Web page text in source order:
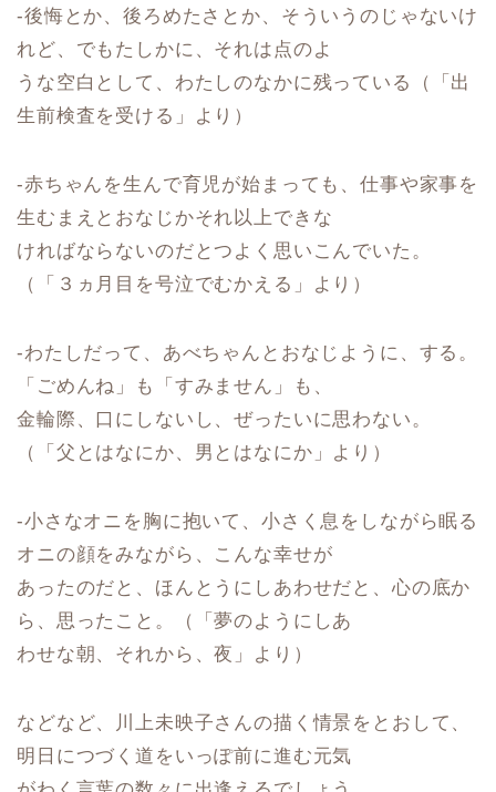
-後悔とか、後ろめたさとか、そういうのじゃないけ
れど、でもたしかに、それは点のよ
うな空白として、わたしのなかに残っている（「出
生前検査を受ける」より）
-赤ちゃんを生んで育児が始まっても、仕事や家事を
生むまえとおなじかそれ以上できな
ければならないのだとつよく思いこんでいた。
（「３ヵ月目を号泣でむかえる」より）
-わたしだって、あべちゃんとおなじように、する。
「ごめんね」も「すみません」も、
金輪際、口にしないし、ぜったいに思わない。
（「父とはなにか、男とはなにか」より）
-小さなオニを胸に抱いて、小さく息をしながら眠る
オニの顔をみながら、こんな幸せが
あったのだと、ほんとうにしあわせだと、心の底か
ら、思ったこと。（「夢のようにしあ
わせな朝、それから、夜」より）
などなど、川上未映子さんの描く情景をとおして、
明日につづく道をいっぽ前に進む元気